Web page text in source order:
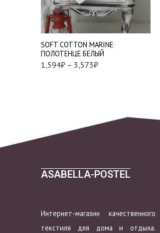
SOFT СOTTON MARINE
ПОЛОТЕНЦЕ БЕЛЫЙ
1,594₽ – 3,573₽
50*100 см. - 1шт.
85*150 см. - 1 шт.
ASABELLA-POSTEL
Интернет-магазин качественного
текстиля для дома и отдыха.